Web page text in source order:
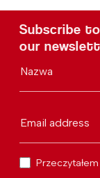
Subscribe to
our
Nazwa
Email address